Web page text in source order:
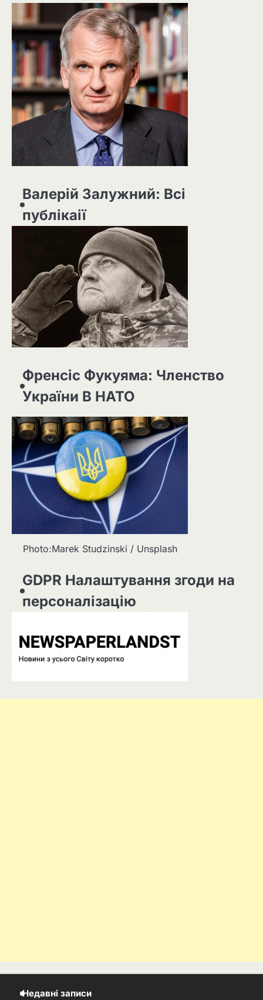
Валерій Залужний: Всі
публікаії
Френсіс Фукуяма: Членство
України В НАТО
Photo:Marek Studzinski / Unsplash
GDPR Налаштування згоди на
персоналізацію
Недавні записи